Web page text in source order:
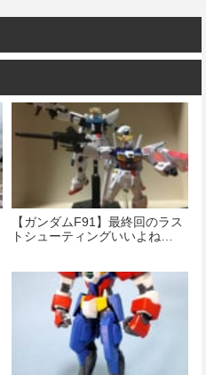
【ガンダムF91】最終回のラス
トシューティングいいよね…